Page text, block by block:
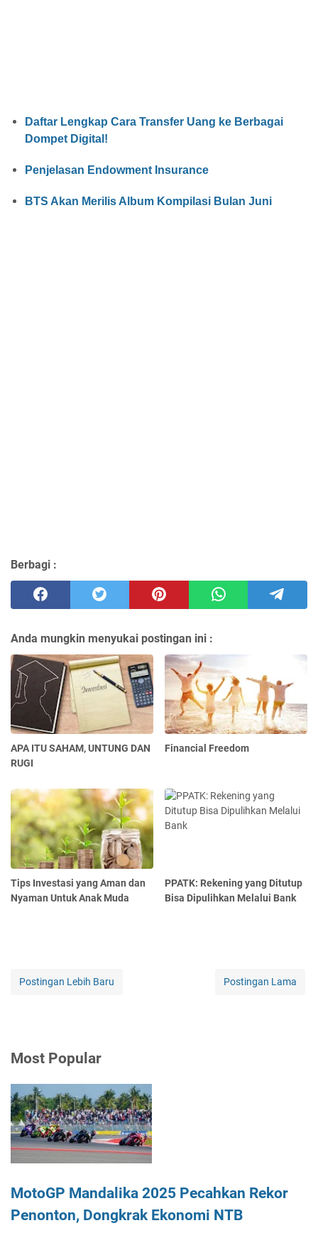
Daftar Lengkap Cara Transfer Uang ke Berbagai
Dompet Digital!
Penjelasan Endowment Insurance
BTS Akan Merilis Album Kompilasi Bulan Juni
Berbagi :
Anda mungkin menyukai postingan ini :
APA ITU SAHAM, UNTUNG DAN
RUGI
Financial Freedom
Tips Investasi yang Aman dan
Nyaman Untuk Anak Muda
PPATK: Rekening yang Ditutup
Bisa Dipulihkan Melalui Bank
Postingan Lebih Baru Postingan Lama
Most Popular
MotoGP Mandalika 2025 Pecahkan Rekor
Penonton, Dongkrak Ekonomi NTB